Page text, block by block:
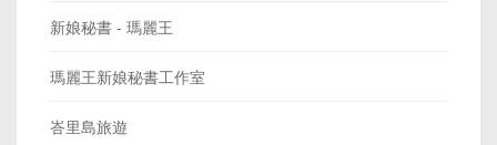
新娘秘書 - 瑪麗王
瑪麗王新娘秘書工作室
峇里島旅遊